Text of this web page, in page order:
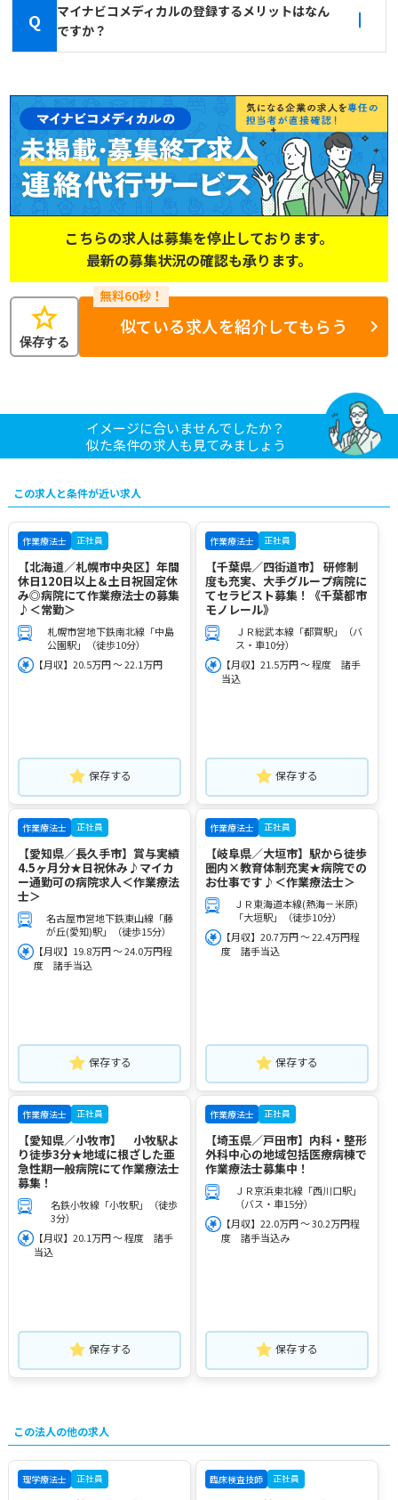
Q
マイナビコメディカルの登録するメリットはなん
ですか？
こちらの求人は募集を停止しております。
最新の募集状況の確認も承ります。
star
保存する
似ている求人を紹介してもらう
イメージに合いませんでしたか？
似た条件の求人も見てみましょう
この求人と条件が近い求人
作業療法士 正社員
【北海道／札幌市中央区】年間
休日120日以上＆土日祝固定休
み◎病院にて作業療法士の募集
♪＜常勤＞
札幌市営地下鉄南北線「中島
公園駅」（徒歩10分）
【月収】20.5万円 ～ 22.1万円
保存する
作業療法士 正社員
【千葉県／四街道市】 研修制
度も充実、大手グループ病院に
てセラピスト募集！《千葉都市
モノレール》
ＪＲ総武本線「都賀駅」（バ
ス・車10分）
【月収】21.5万円 ～ 程度 諸手
当込
保存する
作業療法士 正社員
【愛知県／長久手市】賞与実績
4.5ヶ月分★日祝休み♪マイカ
ー通勤可の病院求人＜作業療法
士＞
名古屋市営地下鉄東山線「藤
が丘(愛知)駅」（徒歩15分）
【月収】19.8万円 ～ 24.0万円程
度 諸手当込
保存する
作業療法士 正社員
【岐阜県／大垣市】駅から徒歩
圏内×教育体制充実★病院での
お仕事です♪＜作業療法士＞
ＪＲ東海道本線(熱海－米原)
「大垣駅」（徒歩10分）
【月収】20.7万円 ～ 22.4万円程
度 諸手当込
保存する
作業療法士 正社員
【愛知県／小牧市】 小牧駅よ
り徒歩3分★地域に根ざした亜
急性期一般病院にて作業療法士
募集！
名鉄小牧線「小牧駅」（徒歩
3分）
【月収】20.1万円 ～ 程度 諸手
当込
保存する
作業療法士 正社員
【埼玉県／戸田市】内科・整形
外科中心の地域包括医療病棟で
作業療法士募集中！
ＪＲ京浜東北線「西川口駅」
（バス・車15分）
【月収】22.0万円 ～ 30.2万円程
度 諸手当込み
保存する
この法人の他の求人
理学療法士 正社員 臨床検査技師 正社員